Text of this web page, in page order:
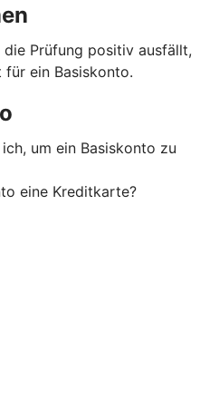
Prüfung positiv ausfällt,
für ein Basiskonto.
um ein Basiskonto zu
eine Kreditkarte?